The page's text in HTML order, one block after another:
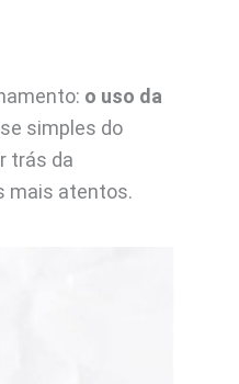
o uso da
simples do
trás da
mais atentos.